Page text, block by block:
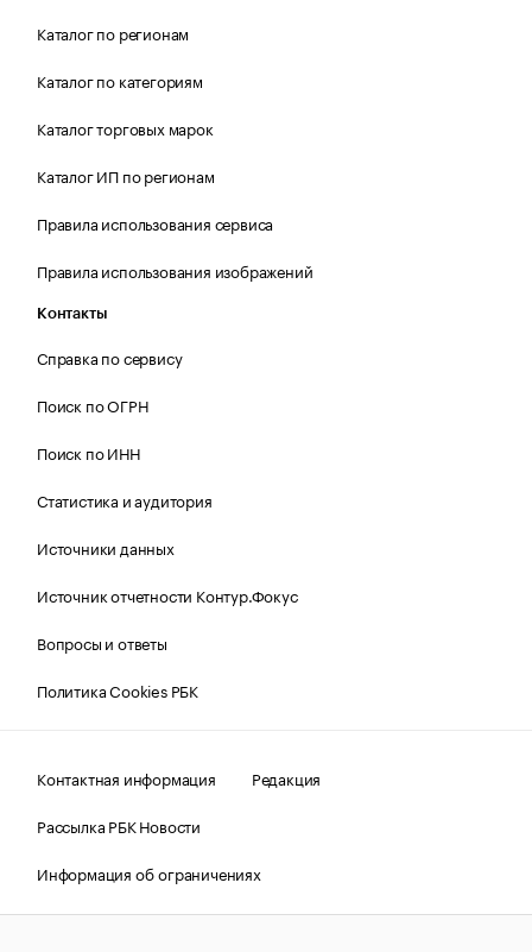
Каталог по регионам
Каталог по категориям
Каталог торговых марок
Каталог ИП по регионам
Правила использования сервиса
Правила использования изображений
Контакты
Справка по сервису
Поиск по ОГРН
Поиск по ИНН
Статистика и аудитория
Источники данных
Источник отчетности Контур.Фокус
Вопросы и ответы
Политика Cookies РБК
Контактная информация
Редакция
Рассылка РБК Новости
Информация об ограничениях
Правовая информация
О соблюдении авторских прав